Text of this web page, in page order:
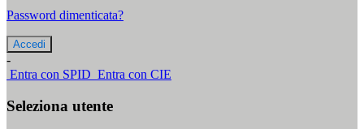
Password dimenticata?
-
Entra con SPID Entra con CIE
Seleziona utente